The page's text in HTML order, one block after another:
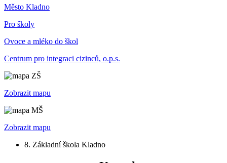
Město Kladno
Pro školy
Ovoce a mléko do škol
Centrum pro integraci cizinců, o.p.s.
Zobrazit mapu
Zobrazit mapu
8. Základní škola Kladno